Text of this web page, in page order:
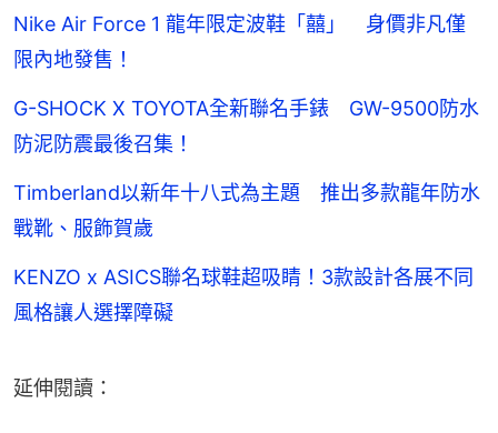
Nike Air Force 1 龍年限定波鞋「囍」 身價非凡僅
限內地發售！
G-SHOCK X TOYOTA全新聯名手錶 GW-9500防水
防泥防震最後召集！
Timberland以新年十八式為主題 推出多款龍年防水
戰靴、服飾賀歲
KENZO x ASICS聯名球鞋超吸睛！3款設計各展不同
風格讓人選擇障礙
延伸閱讀：